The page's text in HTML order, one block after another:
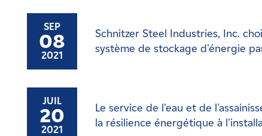
SEP
08
2021
Schnitzer Steel Industries, Inc.
système de stockage d'énergie
JUIL
20
2021
Le service de l'eau et de
la résilience énergétique à